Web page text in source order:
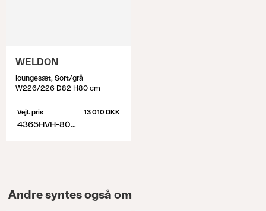
WELDON
loungesæt, Sort/grå
W226/226 D82 H80 cm
Vejl. pris 13 010 DKK
4365HVH-80-77
Andre syntes også om